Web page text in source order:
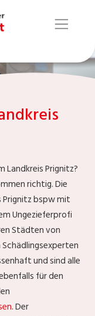
Landkreis Prignitz?
richtig. Die
Prignitz bspw mit
Ungezieferprofi
Städten von
und sind alle
für den
. Der